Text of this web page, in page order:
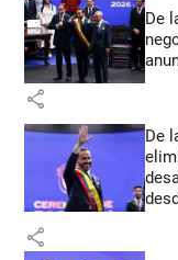
De
share
De
share